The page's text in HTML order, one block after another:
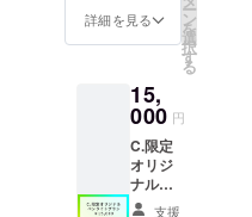
期未定･
(デジタ
ル) ※
メール
でファ
イルを
送付さ
せてい
でファ
イルを
送付さ
ただき
ます(時
期未定･
1年以
内)
詳細を見る ー
ン
を
選
択
す
る
15,
000 円
C.限定
オリジ
ナルペ
ンライ
支援